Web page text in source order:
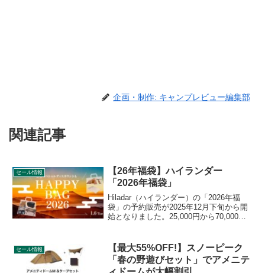
企画・制作: キャンプレビュー編集部
関連記事
セール情報
【26年福袋】ハイランダー
「2026年福袋」
Hiladar（ハイランダー）の「2026年福
袋」の予約販売が2025年12月下旬から開
始となりました。25,000円から70,000円
ミフレーム2ルームテントなどがセットに
なったお得な福袋です。詳細をレビュー
します。
セール情報
【最大55%OFF!】スノーピーク
「春の野遊びセット」でアメニテ